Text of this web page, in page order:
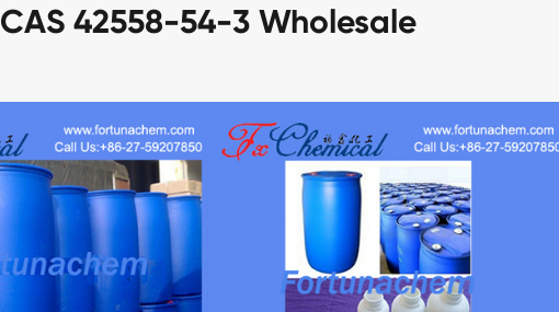
CAS 42558-54-3 Wholesale